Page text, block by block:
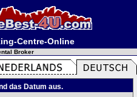
Centre-Online
Broker
das Datum aus.